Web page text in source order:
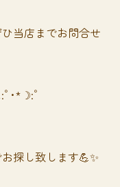
当店までお問合せ
･*☽:ﾟ
探し致します💪✨